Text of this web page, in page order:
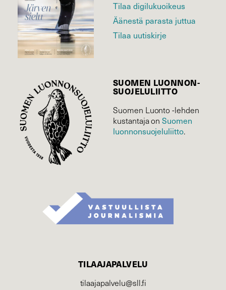
Tilaa digilukuoikeus
Äänestä parasta juttua
Tilaa uutiskirje
SUOMEN LUONNON­
SUOJELU­LIITTO
Suomen Luonto -lehden
kustantaja onSuomen
luonnonsuojelu­liitto.
TILAAJAPALVELU
tilaajapalvelu@sll.fi